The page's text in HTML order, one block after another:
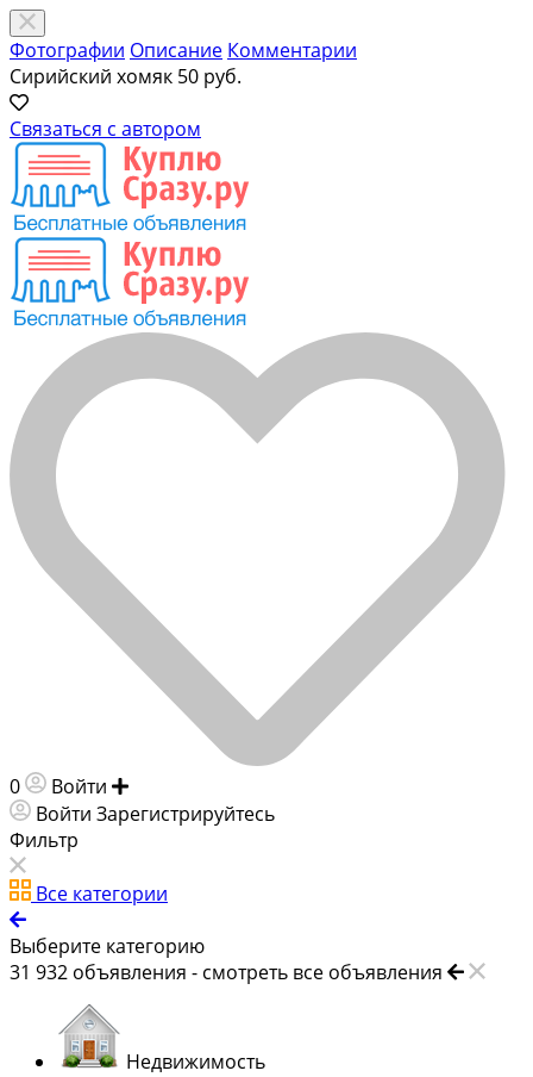
Фотографии Описание Комментарии
Сирийский хомяк 50 руб.
Связаться с автором
0 Войти
Войти Зарегистрируйтесь
Фильтр
Все категории
Выберите категорию
31 932 объявления - смотреть все объявления
Недвижимость